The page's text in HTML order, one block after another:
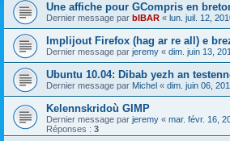
Une affiche pour GCompris en
Dernier message par bIBAR « lun. juil. 12,
Implijout Firefox (hag ar re all) e
Dernier message par jeremy « dim. juin 13,
Ubuntu 10.04: Dibab yezh an
Dernier message par Michel « dim. juin 06,
Kelennskridoù GIMP
Dernier message par jeremy « mar. févr. 16,
Réponses : 3